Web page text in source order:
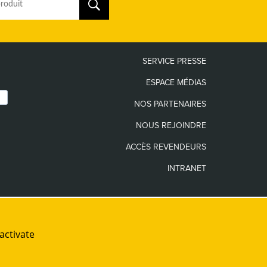
SERVICE PRESSE
ESPACE MÉDIAS
NOS PARTENAIRES
NOUS REJOINDRE
ACCÈS REVENDEURS
INTRANET